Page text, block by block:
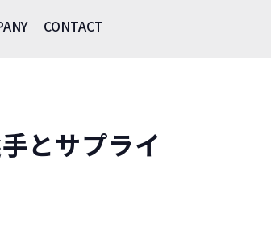
CONTACT
とサプライ